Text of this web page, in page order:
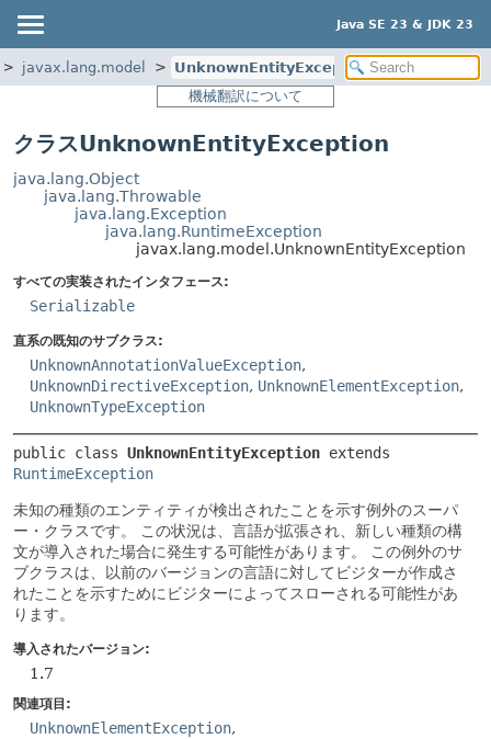
Java SE 23 & JDK 23
javax.lang.model
UnknownEntityException
機械翻訳について
クラスUnknownEntityException
java.lang.Object
java.lang.Throwable
java.lang.Exception
java.lang.RuntimeException
javax.lang.model.UnknownEntityException
すべての実装されたインタフェース:
Serializable
直系の既知のサブクラス:
UnknownAnnotationValueException,
UnknownDirectiveException, UnknownElementException,
UnknownTypeException
public class UnknownEntityException
RuntimeException
未知の種類のエンティティが検出されたことを示す例外のスーパ
ー・クラスです。
この状況は、言語が拡張され、新しい種類の構
文が導入された場合に発生する可能性があります。
この例外のサ
ブクラスは、以前のバージョンの言語に対してビジターが作成さ
れたことを示すためにビジターによってスローされる可能性があ
ります。
導入されたバージョン:
1.7
関連項目:
UnknownElementException